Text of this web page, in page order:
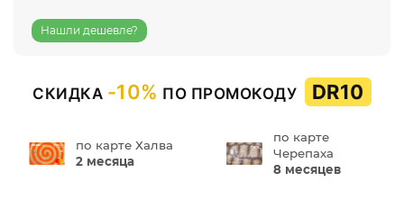
Нашли дешевле?
СКИДКА -10% ПО ПРОМОКОДУ DR10
по карте Халва
2 месяца
по карте
Черепаха
8 месяцев